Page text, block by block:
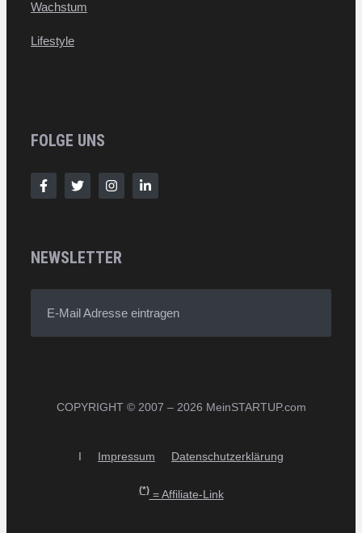
Wachstum
Lifestyle
FOLGE UNS
NEWSLETTER
E-Mail Adresse eintragen
COPYRIGHT © 2007 – 2026 MeinSTARTUP.com
I Impressum Datenschutzerklärung
(*)= Affiliate-Link